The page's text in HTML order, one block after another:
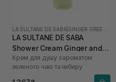
LA SULTANE DE SABA
LA SULTANE DE SABA
Shower Cream Ginger and
Green Tea 200 мл
Крем для душу з ароматом
зеленого чаю та імбиру